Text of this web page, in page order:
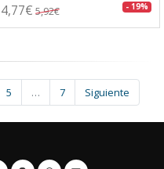
4,77€ 5,92€ - 19%
5 … 7 Siguiente